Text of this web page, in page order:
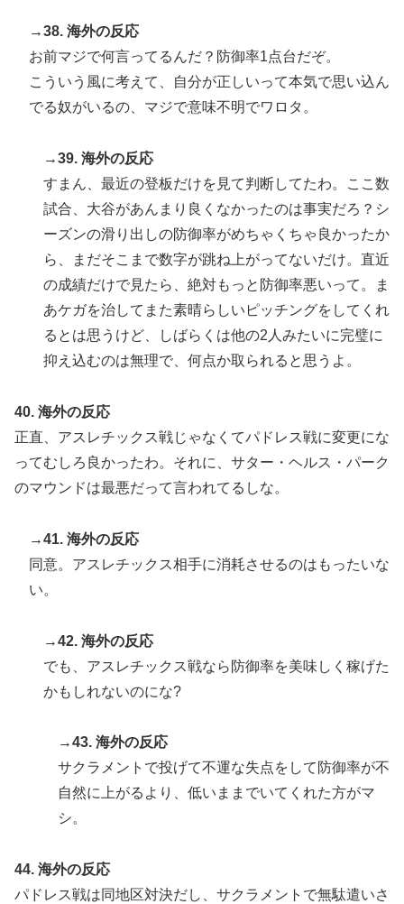
→38. 海外の反応
お前マジで何言ってるんだ？防御率1点台だぞ。
こういう風に考えて、自分が正しいって本気で思い込ん
でる奴がいるの、マジで意味不明でワロタ。
→39. 海外の反応
すまん、最近の登板だけを見て判断してたわ。ここ数
試合、大谷があんまり良くなかったのは事実だろ？シ
ーズンの滑り出しの防御率がめちゃくちゃ良かったか
ら、まだそこまで数字が跳ね上がってないだけ。直近
の成績だけで見たら、絶対もっと防御率悪いって。ま
あケガを治してまた素晴らしいピッチングをしてくれ
るとは思うけど、しばらくは他の2人みたいに完璧に
抑え込むのは無理で、何点か取られると思うよ。
40. 海外の反応
正直、アスレチックス戦じゃなくてパドレス戦に変更にな
ってむしろ良かったわ。それに、サター・ヘルス・パーク
のマウンドは最悪だって言われてるしな。
→41. 海外の反応
同意。アスレチックス相手に消耗させるのはもったいな
い。
→42. 海外の反応
でも、アスレチックス戦なら防御率を美味しく稼げた
かもしれないのにな?
→43. 海外の反応
サクラメントで投げて不運な失点をして防御率が不
自然に上がるより、低いままでいてくれた方がマ
シ。
44. 海外の反応
パドレス戦は同地区対決だし、サクラメントで無駄遣いさ